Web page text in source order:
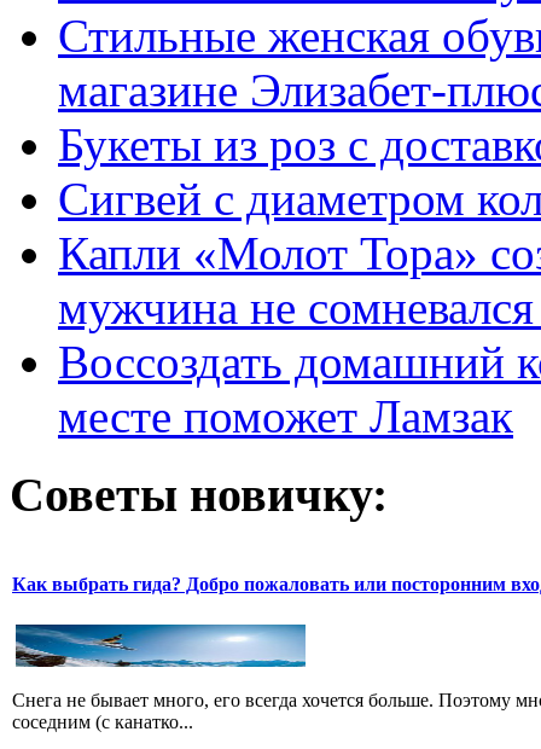
Стильные женская
магазине Элизабет-
Букеты из роз с
Сигвей с диаметром
Капли «Молот Тора»
мужчина не
Воссоздать домашний
месте поможет Ламзак
Советы новичку:
Как выбрать гида? Добро пожаловать или посторонним
Снега не бывает много, его всегда хочется больше. Поэтому
соседним (с канатко...